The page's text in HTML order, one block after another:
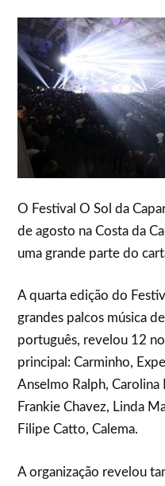
O Festival O Sol da
de agosto na Costa da
uma grande parte do
A quarta edição do
grandes palcos música
português, revelou 12
principal: Carminho,
Anselmo Ralph, Carolina
Frankie Chavez, Linda
Filipe Catto, Calema.
A organização revelou